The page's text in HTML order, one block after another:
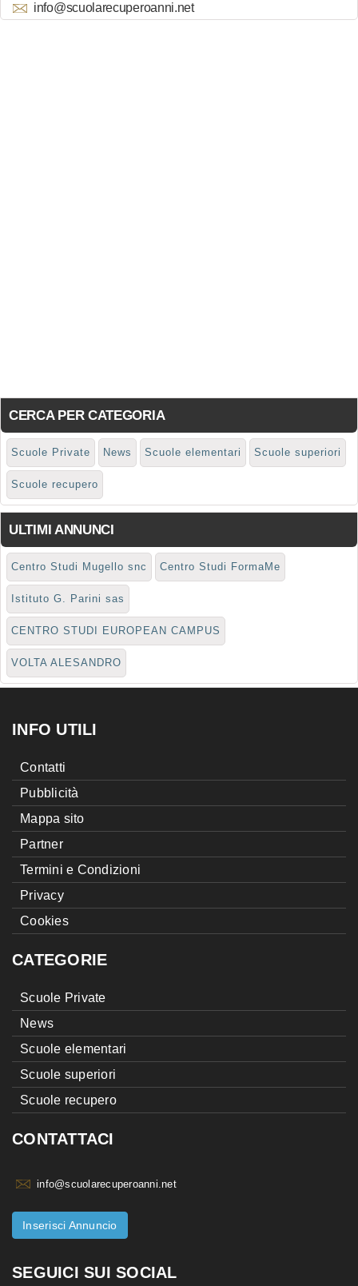
info@scuolarecuperoanni.net
CERCA PER CATEGORIA
Scuole Private News Scuole elementari Scuole superiori
Scuole recupero
ULTIMI ANNUNCI
Centro Studi Mugello snc Centro Studi FormaMe
Istituto G. Parini sas
CENTRO STUDI EUROPEAN CAMPUS
VOLTA ALESANDRO
INFO UTILI
Contatti
Pubblicità
Mappa sito
Partner
Termini e Condizioni
Privacy
Cookies
CATEGORIE
Scuole Private
News
Scuole elementari
Scuole superiori
Scuole recupero
CONTATTACI
info@scuolarecuperoanni.net
Inserisci Annuncio
SEGUICI SUI SOCIAL